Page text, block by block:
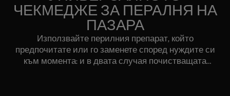
ЧЕКМЕДЖЕ ЗА ПЕРАЛНЯ НА
ПАЗАРА
Използвайте перилния препарат, който
предпочитате или го заменете според нуждите си
към момента: и в двата случая почистващата